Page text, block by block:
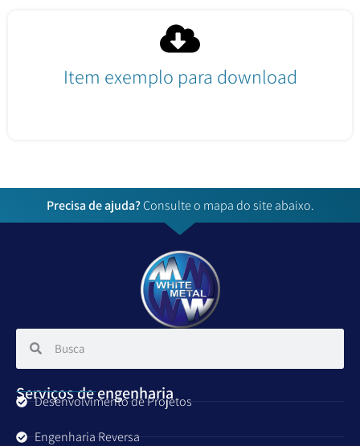
Item exemplo para download
Precisa de ajuda?Consulte o mapa do site abaixo.
Serviços de engenharia
Desenvolvimento de Projetos
Engenharia Reversa